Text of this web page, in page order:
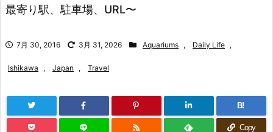
最寄り駅、駐車場、URL〜
7月 30, 2016 3月 31, 2026 Aquariums , Daily Life ,
Ishikawa , Japan , Travel
B!
Copy